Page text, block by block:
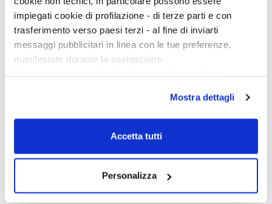
impiegati cookie di profilazione - di terze parti e con
trasferimento verso paesi terzi - al fine di inviarti
messaggi pubblicitari in linea con le tue preferenze,
manifestate durante la navigazione.
scelte privacy sui cookie, ti invitiamo a prendere visione
dell’informativa cookie.
Chiudendo il banner tramite la “X” prosegui la
dei soli cookie tecnici. Selezionando “Accetta tutti” presti
il tuo consenso alla profilazione che potrai revocare in
ogni momentoRevoca
Mostra dettagli
Accetta tutti
Personalizza